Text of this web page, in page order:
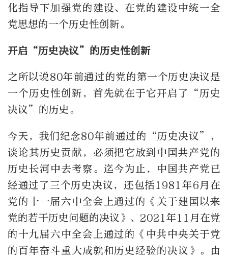
化指导下加强党的建设、在党的建设中统一全
党思想的一个历史性创新。
开启“历史决议”的历史性创新
之所以说80年前通过的党的第一个历史决议是
一个历史性创新，首先就在于它开启了“历史
决议”的历史。
今天，我们纪念80年前通过的“历史决议”，
谈论其历史贡献，必须把它放到中国共产党的
历史长河中去考察。迄今为止，中国共产党已
经通过了三个历史决议，还包括1981年6月在
党的十一届六中全会上通过的《关于建国以来
党的若干历史问题的决议》、2021年11月在党
的十九届六中全会上通过的《中共中央关于党
的百年奋斗重大成就和历史经验的决议》。由